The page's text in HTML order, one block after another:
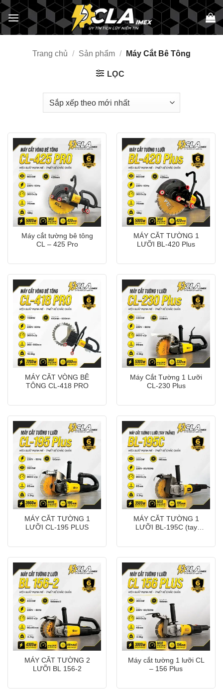
Bỏ
qua
nội
Trang chủ
/ Sản phẩm / Máy Cắt Bê Tông
LỌC
Máy cắt tường bê tông
CL – 425 Pro
MÁY CẮT TƯỜNG 1
LƯỠI BL-420 Plus
MÁY CẮT VÒNG BÊ
TÔNG CL-418 PRO
Máy Cắt Tường 1 Lưỡi
CL-230 Plus
MÁY CẮT TƯỜNG 1
LƯỠI CL-195 PLUS
MÁY CẮT TƯỜNG 1
LƯỠI BL-195C (tay
MÁY CẮT TƯỜNG 2
LƯỠI BL 156-2
Máy cắt tường 1 lưỡi CL
– 156 Plus